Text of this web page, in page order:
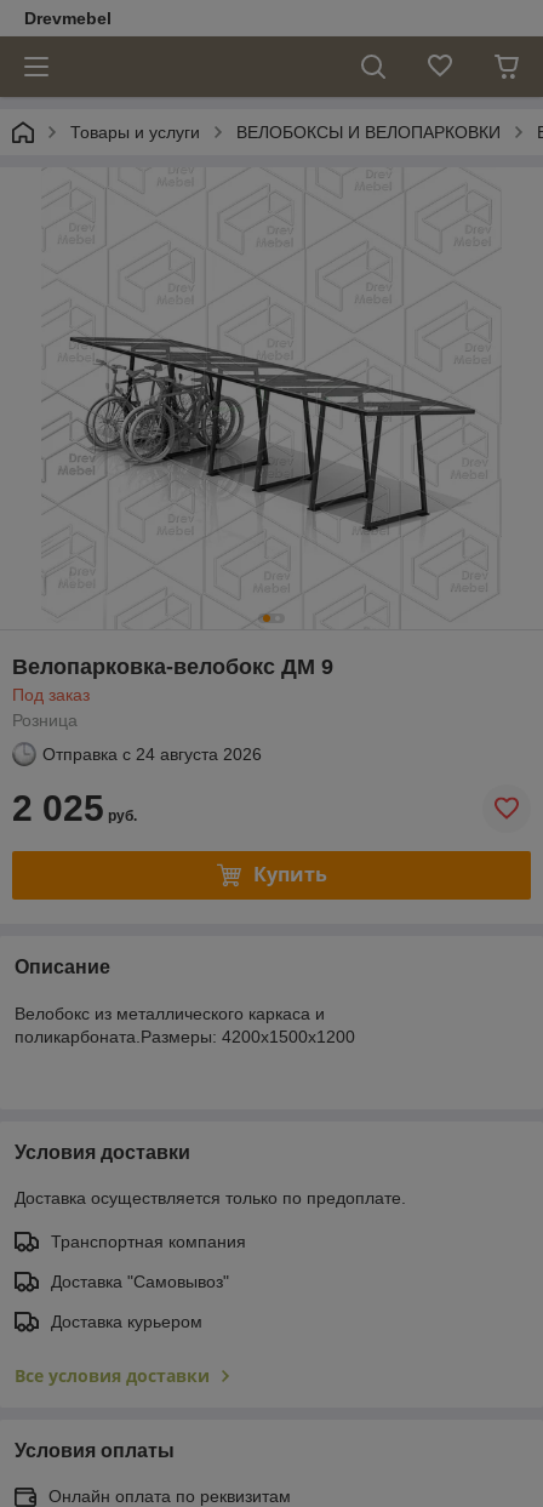
Drevmebel
Товары и услуги ВЕЛОБОКСЫ И ВЕЛОПАРКОВКИ
Велопарковка-велобокс ДМ 9
Под заказ
Розница
Отправка с 24 августа 2026
2 025 руб.
Купить
Описание
Велобокс из металлического каркаса и
поликарбоната.Размеры: 4200х1500х1200
Условия доставки
Доставка осуществляется только по предоплате.
Транспортная компания
Доставка "Самовывоз"
Доставка курьером
Все условия доставки
Условия оплаты
Онлайн оплата по реквизитам